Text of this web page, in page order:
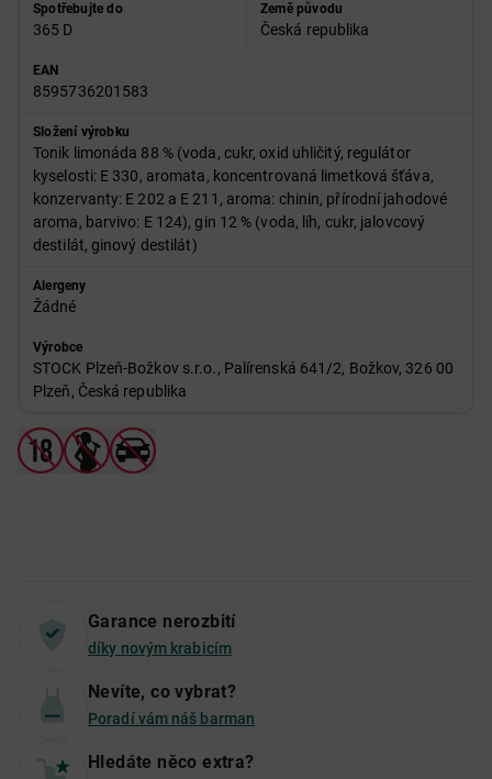
Spotřebujte do
365 D
Země původu
Česká republika
EAN
8595736201583
Složení výrobku
Tonik limonáda 88 % (voda, cukr, oxid uhličitý, regulátor
kyselosti: E 330, aromata, koncentrovaná limetková šťáva,
konzervanty: E 202 a E 211, aroma: chinin, přírodní jahodové
aroma, barvivo: E 124), gin 12 % (voda, líh, cukr, jalovcový
destilát, ginový destilát)
Alergeny
Žádné
Výrobce
STOCK Plzeň-Božkov s.r.o., Palírenská 641/2, Božkov, 326 00
Plzeň, Česká republika
Garance nerozbití
díky novým krabicím
Nevíte, co vybrat?
Poradí vám náš barman
Hledáte něco extra?